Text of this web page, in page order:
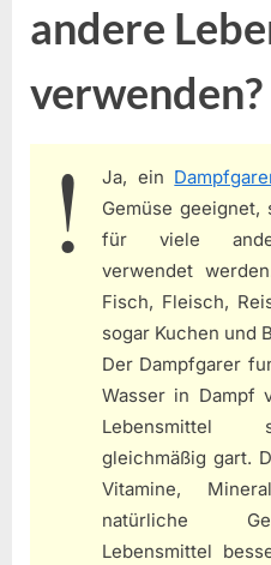
andere
verwenden?
Ja, ein
Gemüse geeignet,
für viele
verwendet
Fisch, Fleisch,
sogar Kuchen und
Der Dampfgarer
Wasser in Dampf
Lebensmittel
gleichmäßig gart.
Vitamine,
natürliche
Lebensmittel